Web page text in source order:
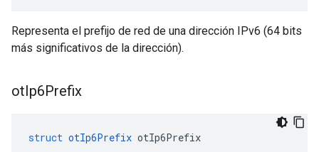
Representa el prefijo de red de una dirección IPv6 (64 bits
más significativos de la dirección).
otIp6Prefix
struct otIp6Prefix otIp6Prefix